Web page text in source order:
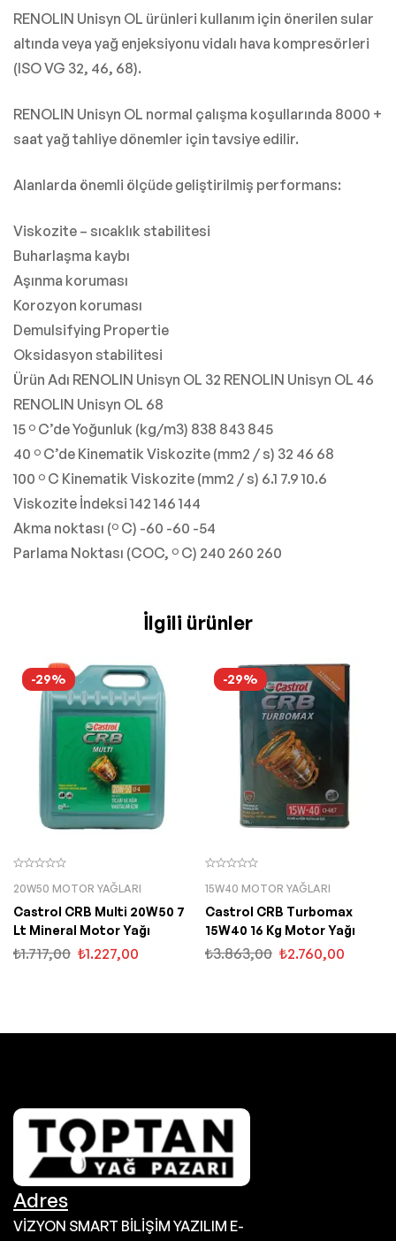
RENOLIN Unisyn OL ürünleri kullanım için önerilen sular
altında veya yağ enjeksiyonu vidalı hava kompresörleri
(ISO VG 32, 46, 68).
RENOLIN Unisyn OL normal çalışma koşullarında 8000 +
saat yağ tahliye dönemler için tavsiye edilir.
Alanlarda önemli ölçüde geliştirilmiş performans:
Viskozite – sıcaklık stabilitesi
Buharlaşma kaybı
Aşınma koruması
Korozyon koruması
Demulsifying Propertie
Oksidasyon stabilitesi
Ürün Adı RENOLIN Unisyn OL 32 RENOLIN Unisyn OL 46
RENOLIN Unisyn OL 68
15 º C’de Yoğunluk (kg/m3) 838 843 845
40 º C’de Kinematik Viskozite (mm2 / s) 32 46 68
100 º C Kinematik Viskozite (mm2 / s) 6.1 7.9 10.6
Viskozite İndeksi 142 146 144
Akma noktası (º C) -60 -60 -54
Parlama Noktası (COC, º C) 240 260 260
İlgili ürünler
-29%
20W50 MOTOR YAĞLARI
Castrol CRB Multi 20W50 7
Lt Mineral Motor Yağı
₺1.717,00 ₺1.227,00
-29%
15W40 MOTOR YAĞLARI
Castrol CRB Turbomax
15W40 16 Kg Motor Yağı
₺3.863,00 ₺2.760,00
Adres
VİZYON SMART BİLİŞİM YAZILIM E-